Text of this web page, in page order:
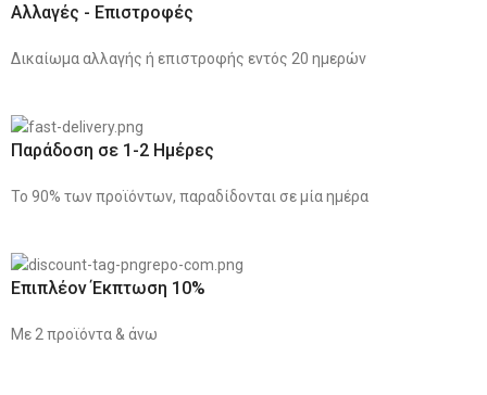
Αλλαγές - Επιστροφές
Δικαίωμα αλλαγής ή επιστροφής εντός 20 ημερών
Παράδοση σε 1-2 Ημέρες
Το 90% των προϊόντων, παραδίδονται σε μία ημέρα
Επιπλέον Έκπτωση 10%
Με 2 προϊόντα & άνω